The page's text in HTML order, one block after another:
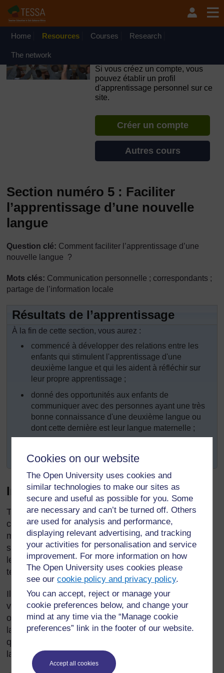
Cookies on our website
The Open University uses cookies and
similar technologies to make our sites as
secure and useful as possible for you. Some
are necessary and can’t be turned off. Others
are used for analysis and performance,
displaying relevant advertising, and tracking
your activities for personalisation and service
improvement. For more information on how
The Open University uses cookies please
see ourcookie policy and privacy policy.
You can accept, reject or manage your
cookie preferences below, and change your
mind at any time via the “Manage cookie
preferences” link in the footer of our website.
Accept all cookies
Passer au contenu principal
OpenLearn Create will be unavailable on Wednesday 12
August 2026 from 8am to 10.30am (GMT) due to routine
Home Resources Courses Research
The network
Si vous créez un compte, vous
pouvez établir un profil
d'apprentissage personnel sur ce
site.
Créer un compte
Autres cours
Section numéro 5 : Faciliter
l’apprentissage d’une nouvelle
langue
Question clé: Comment faciliter l’apprentissage d’une
nouvelle langue ?
Mots clés: Communication personnelle ; correspondants ;
partage de l’information locale
Résultats de l’apprentissage
À la fin de cette section, vous aurez :
commencé à développer des relations entre les
enfants qui stimulent l'apprentissage d'une
deuxième langue et qui les aident à réfléchir sur
leur propre apprentissage ;
donné des opportunités aux enfants de
communiquer avec des personnes ayant une très
bonne connaissance d'une deuxième langue ou
dont cette dernière est leur langue maternelle ;
des enfants en dehors de l'école.
Introduction
Très peu d'enfants africains ont la possibilité de
communiquer avec des personnes dont la langue
maternelle est leur deuxième langue. Souvent, ils
sont en contact avec cette langue à travers la
lecture, en écoutant la radio ou en regardant la
télévision.
Il existe cependant des stratégies pour permettre à
vos élèves de parler et d’écrire à des personnes qui
ont une très bonne maîtrise de leur deuxième
langue. Il est également possible de faire en sorte
que vos élèves communiquent, dans leur deuxième
langue, avec des enfants d'autres écoles.